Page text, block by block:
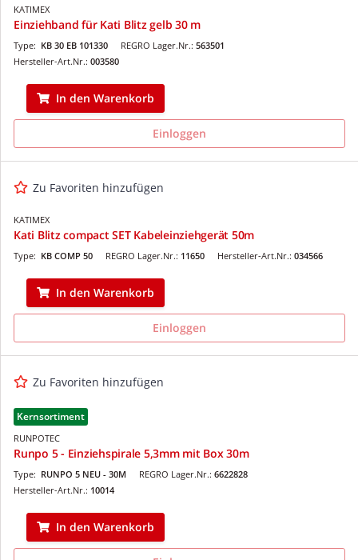
KATIMEX
Einziehband für Kati Blitz gelb 30 m
REGRO Lager.Nr.: 563501
Type: KB 30 EB 101330
Hersteller-Art.Nr.: 003580
In den Warenkorb
Einloggen
Zu Favoriten hinzufügen
KATIMEX
Kati Blitz compact SET Kabeleinziehgerät 50m
REGRO Lager.Nr.: 11650
Type: KB COMP 50 Hersteller-Art.Nr.: 034566
In den Warenkorb
Einloggen
Zu Favoriten hinzufügen
Kernsortiment
RUNPOTEC
Runpo 5 - Einziehspirale 5,3mm mit Box 30m
REGRO Lager.Nr.: 6622828
Type: RUNPO 5 NEU - 30M
Hersteller-Art.Nr.: 10014
In den Warenkorb